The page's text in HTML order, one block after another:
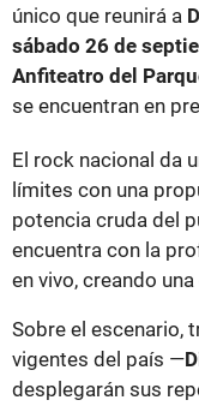
único que reunirá a
sábado 26 de
Anfiteatro del
se encuentran en
El rock nacional da
límites con una
potencia cruda del
encuentra con la
en vivo, creando
Sobre el escenario,
vigentes del país —
desplegarán sus